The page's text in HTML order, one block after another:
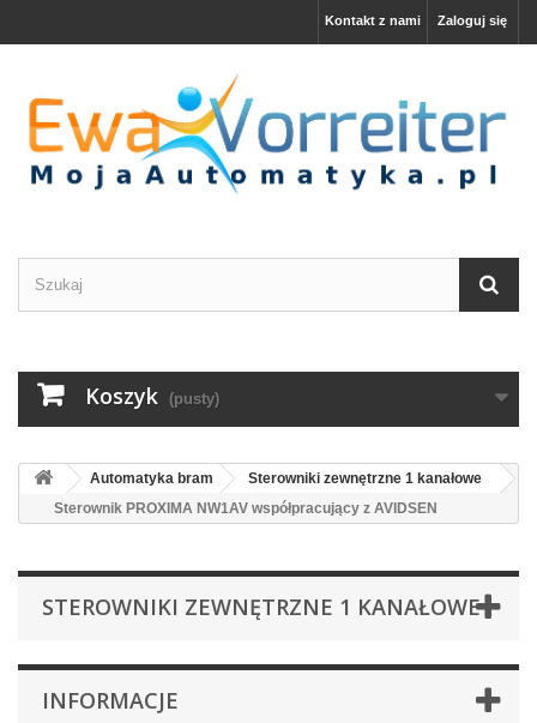
Zaloguj się
Kontakt z nami
Koszyk (pusty)
Automatyka bram
Sterowniki zewnętrzne 1 kanałowe
Sterownik PROXIMA NW1AV współpracujący z AVIDSEN
STEROWNIKI ZEWNĘTRZNE 1 KANAŁOWE
INFORMACJE